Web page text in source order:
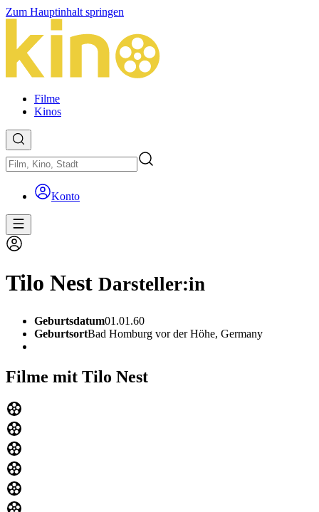
Zum Hauptinhalt springen
Filme
Kinos
Konto
Tilo Nest Darsteller:in
Geburtsdatum01.01.60
GeburtsortBad Homburg vor der Höhe, Germany
Filme mit Tilo Nest